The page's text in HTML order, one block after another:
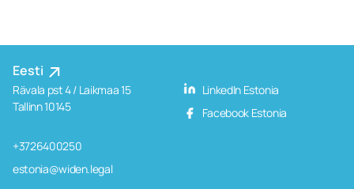
Eesti
Rävala pst 4 / Laikmaa 15
Tallinn 10145
+3726400250
estonia@widen.legal
LinkedIn Estonia
Facebook Estonia